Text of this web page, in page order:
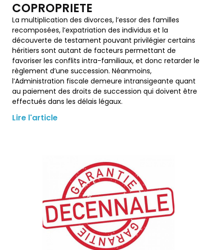
COPROPRIETE
La multiplication des divorces, l’essor des familles
recomposées, l’expatriation des individus et la
découverte de testament pouvant privilégier certains
héritiers sont autant de facteurs permettant de
favoriser les conflits intra-familiaux, et donc retarder le
règlement d’une succession. Néanmoins,
l’Administration fiscale demeure intransigeante quant
au paiement des droits de succession qui doivent être
effectués dans les délais légaux.
Lire l'article